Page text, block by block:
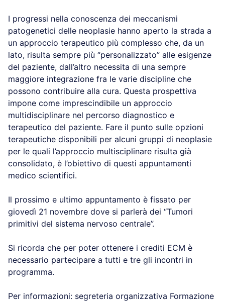
I progressi nella conoscenza dei meccanismi
patogenetici delle neoplasie hanno aperto la strada a
un approccio terapeutico più complesso che, da un
lato, risulta sempre più “personalizzato” alle esigenze
del paziente, dall’altro necessita di una sempre
maggiore integrazione fra le varie discipline che
possono contribuire alla cura. Questa prospettiva
impone come imprescindibile un approccio
multidisciplinare nel percorso diagnostico e
terapeutico del paziente. Fare il punto sulle opzioni
terapeutiche disponibili per alcuni gruppi di neoplasie
per le quali l’approccio multisciplinare risulta già
consolidato, è l’obiettivo di questi appuntamenti
medico scientifici.
Il prossimo e ultimo appuntamento è fissato per
giovedì 21 novembre dove si parlerà dei “Tumori
primitivi del sistema nervoso centrale”.
Si ricorda che per poter ottenere i crediti ECM è
necessario partecipare a tutti e tre gli incontri in
programma.
Per informazioni: segreteria organizzativa Formazione